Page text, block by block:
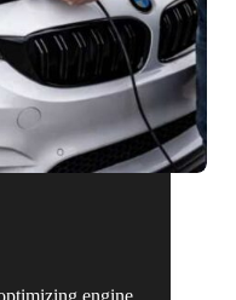
engine